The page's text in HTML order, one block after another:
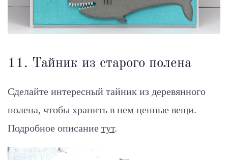
11. Тайник из старого полена
Сделайте интересный тайник из деревянного
полена, чтобы хранить в нем ценные вещи.
Подробное описание тут.